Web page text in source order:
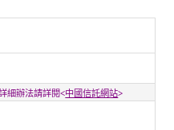
細辦法請詳閱<中國信託網站>